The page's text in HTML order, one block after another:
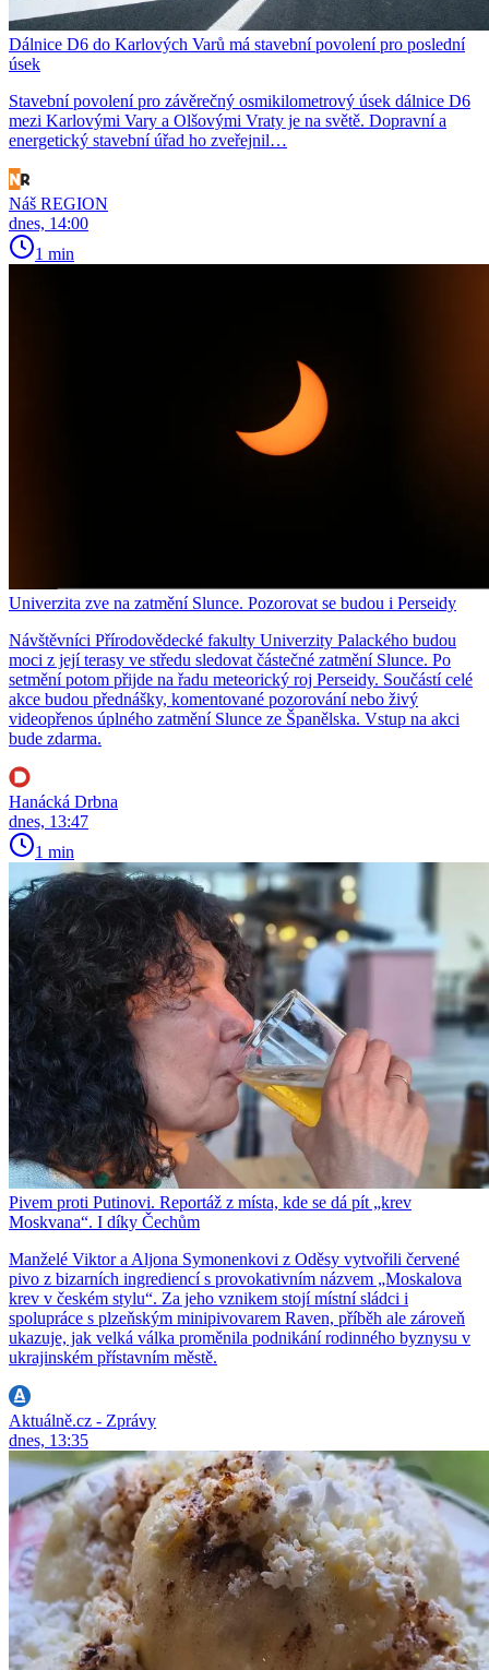
Dálnice D6 do Karlových Varů má stavební povolení pro poslední
úsek
Stavební povolení pro závěrečný osmikilometrový úsek dálnice D6
mezi Karlovými Vary a Olšovými Vraty je na světě. Dopravní a
energetický stavební úřad ho zveřejnil…
Náš REGION
dnes, 14:00
1 min
Univerzita zve na zatmění Slunce. Pozorovat se budou i Perseidy
Návštěvníci Přírodovědecké fakulty Univerzity Palackého budou
moci z její terasy ve středu sledovat částečné zatmění Slunce. Po
setmění potom přijde na řadu meteorický roj Perseidy. Součástí celé
akce budou přednášky, komentované pozorování nebo živý
videopřenos úplného zatmění Slunce ze Španělska. Vstup na akci
bude zdarma.
Hanácká Drbna
dnes, 13:47
1 min
Pivem proti Putinovi. Reportáž z místa, kde se dá pít „krev
Moskvana“. I díky Čechům
Manželé Viktor a Aljona Symonenkovi z Oděsy vytvořili červené
pivo z bizarních ingrediencí s provokativním názvem „Moskalova
krev v českém stylu“. Za jeho vznikem stojí místní sládci i
spolupráce s plzeňským minipivovarem Raven, příběh ale zároveň
ukazuje, jak velká válka proměnila podnikání rodinného byznysu v
ukrajinském přístavním městě.
Aktuálně.cz - Zprávy
dnes, 13:35